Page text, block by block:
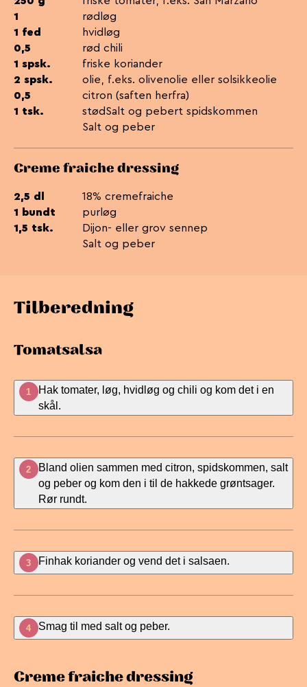
1
rødløg
1 fed
hvidløg
0,5
rød chili
1 spsk.
friske koriander
2 spsk.
olie, f.eks. olivenolie eller solsikkeolie
0,5
citron (saften herfra)
1 tsk.
stødSalt og pebert spidskommen
Salt og peber
Creme fraiche dressing
2,5 dl
18% cremefraiche
1 bundt
purløg
1,5 tsk.
Dijon- eller grov sennep
Salt og peber
Tilberedning
Tomatsalsa
1
Hak tomater, løg, hvidløg og chili og kom det i en
skål.
2
Bland olien sammen med citron, spidskommen, salt
og peber og kom den i til de hakkede grøntsager.
Rør rundt.
3 Finhak koriander og vend det i salsaen.
4 Smag til med salt og peber.
Creme fraiche dressing